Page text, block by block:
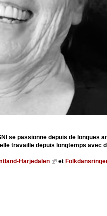
se passionne depuis de longues
travaille depuis longtemps
Härjedalen et